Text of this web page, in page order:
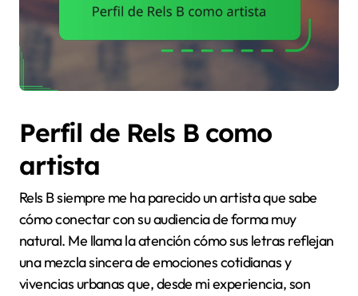
Perfil de Rels B como
artista
Rels B siempre me ha parecido un artista que sabe
cómo conectar con su audiencia de forma muy
natural. Me llama la atención cómo sus letras reflejan
una mezcla sincera de emociones cotidianas y
vivencias urbanas que, desde mi experiencia, son